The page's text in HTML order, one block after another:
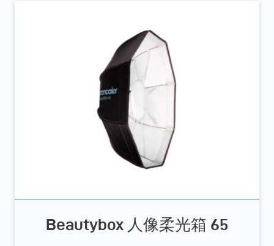
Beautybox 人像柔光箱 65